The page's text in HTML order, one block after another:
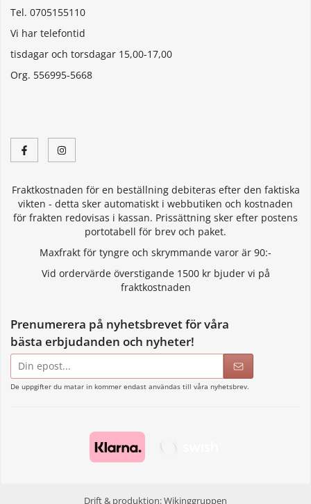
Tel. 0705155110
Vi har telefontid
tisdagar och torsdagar 15,00-17,00
Org. 556995-5668
Fraktkostnaden för en beställning debiteras efter den faktiska
vikten - detta sker automatiskt i webbutiken och kostnaden
för frakten redovisas i kassan. Prissättning sker efter postens
portotabell för brev och paket.
Maxfrakt för tyngre och skrymmande varor är 90:-
Vid ordervärde överstigande 1500 kr bjuder vi på
fraktkostnaden
Prenumerera på nyhetsbrevet för våra
bästa erbjudanden och nyheter!
postadress
De uppgifter du matar in kommer endast användas till våra nyhetsbrev.
Drift & produktion:Wikinggruppen